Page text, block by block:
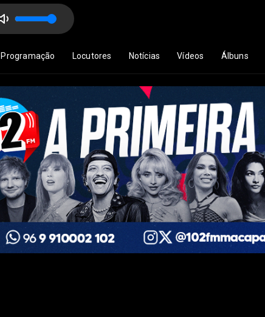
Programação Locutores Notícias Vídeos Álbuns